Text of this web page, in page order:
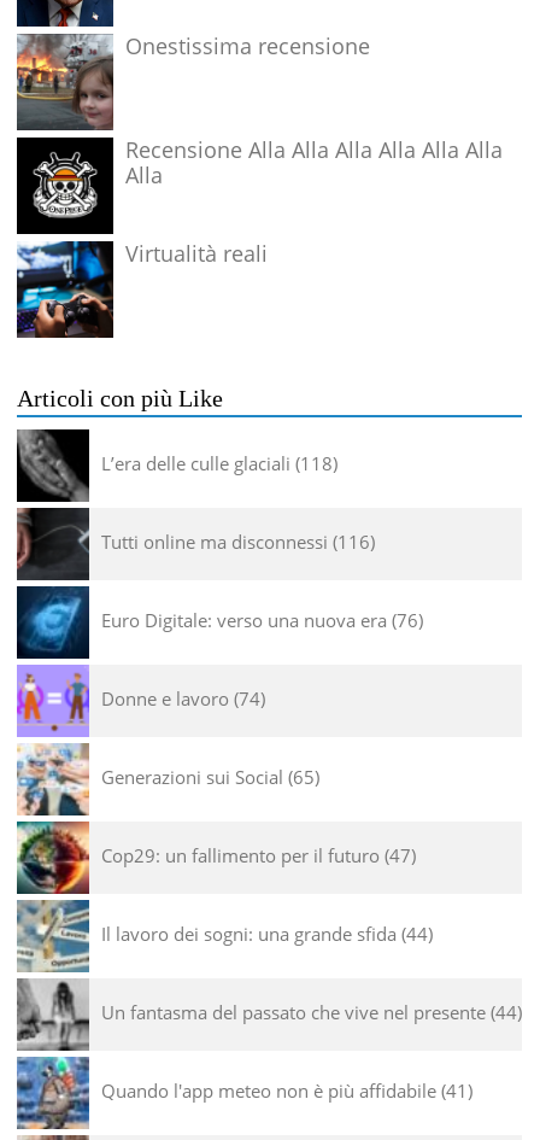
Onestissima recensione
Recensione Alla Alla Alla Alla Alla Alla
Alla
Virtualità reali
Articoli con più Like
L’era delle culle glaciali 118
Tutti online ma disconnessi 116
Euro Digitale: verso una nuova era 76
Donne e lavoro 74
Generazioni sui Social 65
Cop29: un fallimento per il futuro 47
Il lavoro dei sogni: una grande sfida 44
Un fantasma del passato che vive nel presente 44
Quando l'app meteo non è più affidabile 41